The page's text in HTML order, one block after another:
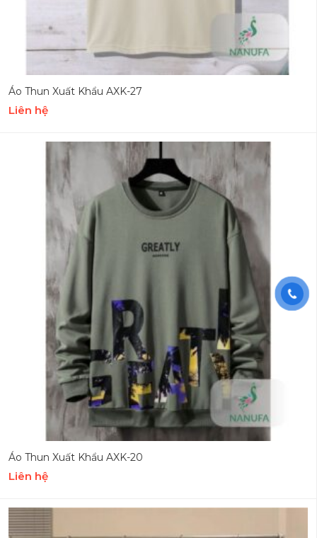
Áo Thun Xuất Khẩu AXK-27
Liên hệ
Áo Thun Xuất Khẩu AXK-20
Liên hệ